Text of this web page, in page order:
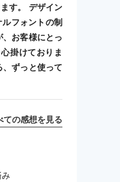
す。 デザイン
フォントの制
お客様にとっ
掛けておりま
ずっと使って
ての感想を見る